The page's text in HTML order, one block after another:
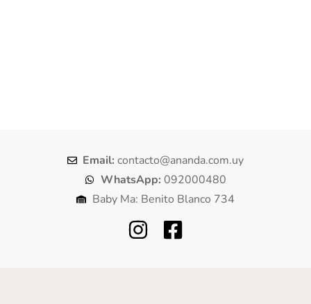
Email: contacto@ananda.com.uy
WhatsApp: 092000480
Baby Ma: Benito Blanco 734